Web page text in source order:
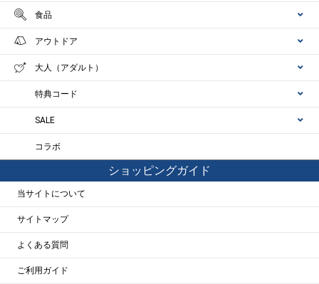
食品
アウトドア
大人（アダルト）
特典コード
SALE
コラボ
ショッピングガイド
当サイトについて
サイトマップ
よくある質問
ご利用ガイド